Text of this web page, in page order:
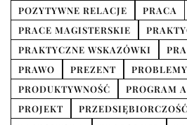
POZYTYWNE RELACJE
PRACA
PRACE MAGISTERSKIE
PRAKTYCZNE WSKAZÓWKI
PRAWO
PREZENT PROBLEMY
PRODUKTYWNOŚĆ
PROGRAM
PROJEKT
PRZEDSIĘBIORCZOŚĆ